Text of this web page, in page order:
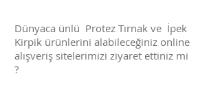
Dünyaca ünlü Protez Tırnak ve İpek
Kirpik ürünlerini alabileceğiniz online
alışveriş sitelerimizi ziyaret ettiniz mi
?